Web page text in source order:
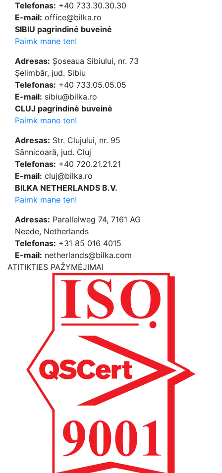
Telefonas: +40 733.30.30.30
E-mail: office@bilka.ro
SIBIU pagrindinė buveinė
Paimk mane ten!
Adresas: Șoseaua Sibiului, nr. 73
Șelimbăr, jud. Sibiu
Telefonas: +40 733.05.05.05
E-mail: sibiu@bilka.ro
CLUJ pagrindinė buveinė
Paimk mane ten!
Adresas: Str. Clujului, nr. 95
Sânnicoară, jud. Cluj
Telefonas: +40 720.21.21.21
E-mail: cluj@bilka.ro
BILKA NETHERLANDS B.V.
Paimk mane ten!
Adresas: Parallelweg 74, 7161 AG
Neede, Netherlands
Telefonas: +31 85 016 4015
E-mail: netherlands@bilka.com
ATITIKTIES PAŽYMĖJIMAI